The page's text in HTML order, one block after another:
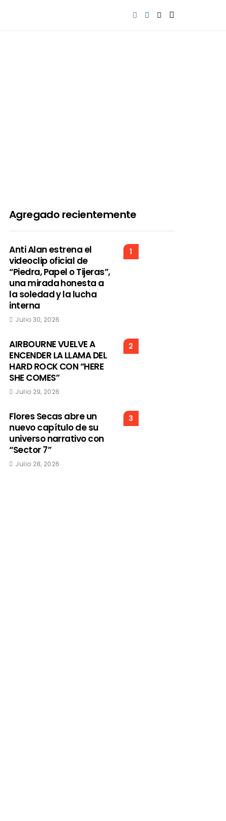
Agregado recientemente
1
Anti Alan estrena el
videoclip oficial de
“Piedra, Papel o Tijeras”,
una mirada honesta a
la soledad y la lucha
interna
Julio 30, 2026
2
AIRBOURNE VUELVE A
ENCENDER LA LLAMA DEL
HARD ROCK CON “HERE
SHE COMES”
Julio 29, 2026
3
Flores Secas abre un
nuevo capítulo de su
universo narrativo con
“Sector 7”
Julio 28, 2026